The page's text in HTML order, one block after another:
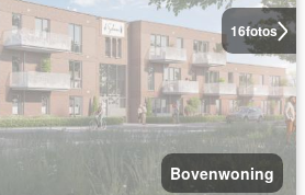
16fotos
Bovenwoning